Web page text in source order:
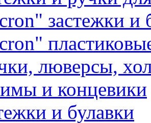
застежки и
люверсы,
и концевики
и булавки